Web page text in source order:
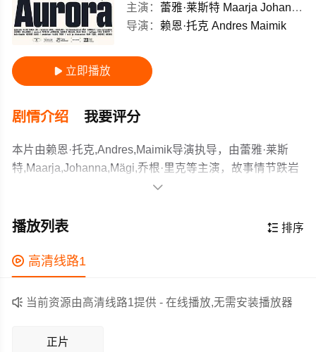
主演： 蕾雅·莱斯特 Maarja Johanna
导演： 赖恩·托克 Andres Maimik
 立即播放
剧情介绍 我要评分
本片由赖恩·托克,Andres,Maimik导演执导，由蕾雅·莱斯
特,Maarja,Johanna,Mägi,乔根·里克等主演，故事情节跌岩
起伏、扣人心弦，领广大剧情片爱好者和观众们都期待不
secret affair that changes her life. She tries to please
anniversary celebration, an uninvited guest arrives.
作为一部 上映的剧情电影，在当期同类题材影片中具有一
定的看点，在演员表现和剧情架构上也都有不错的亮点，
剧情紧凑，角色塑造鲜明，适合喜欢剧情类电影的观众观

 排序
播放列表
 高清线路1
 当前资源由高清线路1提供 - 在线播放,无需安装播放器
正片